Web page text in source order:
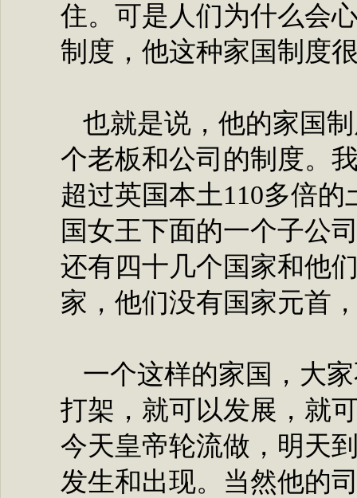
住。可是人们为什么会
制度，他这种家国制度
也就是说，他的家国
个老板和公司的制度。
超过英国本土110多倍
国女王下面的一个子公
还有四十几个国家和他
家，他们没有国家元首
一个这样的家国，大
打架，就可以发展，就
今天皇帝轮流做，明天
发生和出现。当然他的